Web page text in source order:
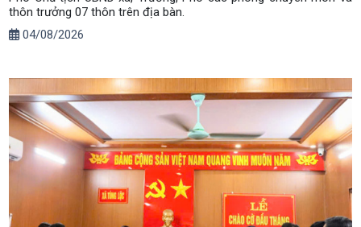
thôn trưởng 07 thôn trên địa bàn.
04/08/2026